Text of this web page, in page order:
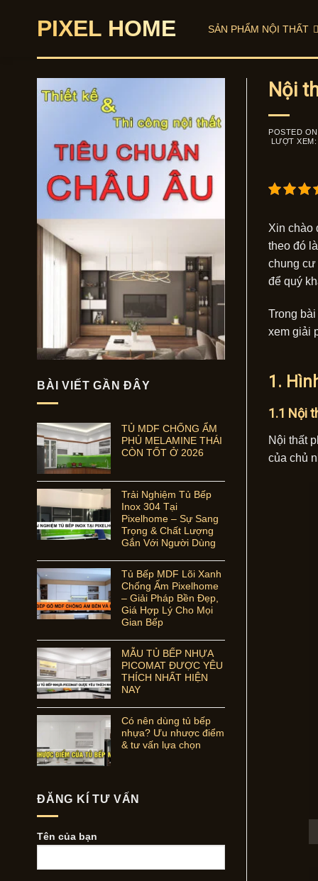
PIXEL HOME SẢN PHẨM NỘI THẤT
BÀI VIẾT GẦN ĐÂY
TỦ MDF CHỐNG ẨM
PHỦ MELAMINE THÁI
CÒN TỐT Ở 2026
Trải Nghiệm Tủ Bếp
Inox 304 Tại
Pixelhome – Sự Sang
Trọng & Chất Lượng
Gắn Với Người Dùng
Tủ Bếp MDF Lõi Xanh
Chống Ẩm Pixelhome
– Giải Pháp Bền Đẹp,
Giá Hợp Lý Cho Mọi
Gian Bếp
MẪU TỦ BẾP NHỰA
PICOMAT ĐƯỢC YÊU
THÍCH NHẤT HIỆN
NAY
Có nên dùng tủ bếp
nhựa? Ưu nhược điểm
& tư vấn lựa chọn
ĐĂNG KÍ TƯ VẤN
Tên của bạn
Nội
POSTED ON
LƯỢT XEM:
Xin chào
theo đó
chung cư
để quý
Trong
xem giải
1.
1.1 Nội
Nội thất
của chủ